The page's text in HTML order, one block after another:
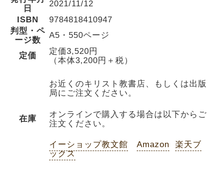
日
2021/11/12
ISBN
9784818410947
判型・ペ
ージ数
A5・550ページ
定価
定価3,520円
（本体3,200円＋税）
在庫
お近くのキリスト教書店、もしくは出版
局にご注文ください。
オンラインで購入する場合は以下からご
注文ください。
イーショップ教文館 Amazon
楽天ブ
ックス